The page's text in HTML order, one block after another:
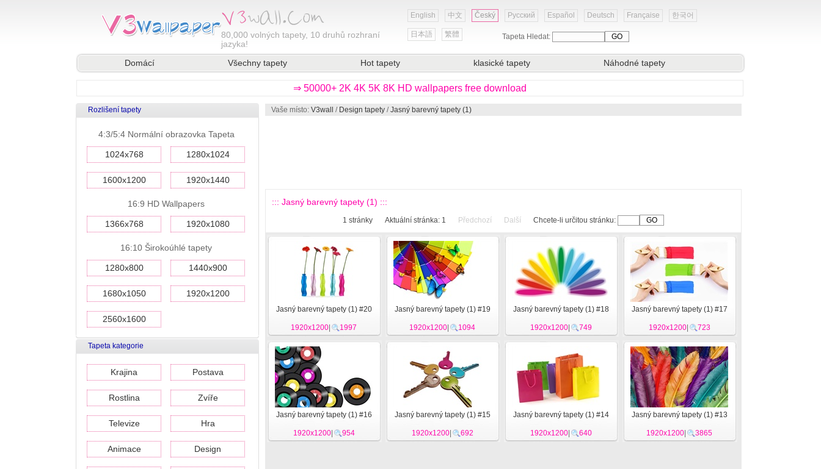
80,000 volných tapety, 10 druhů rozhraní
jazyka!
English 中文 Český Русский Español Deutsch Française 한국어
日本語 繁體 Tapeta Hledat:
Domácí Všechny tapety Hot tapety klasické tapety Náhodné tapety
⇒ 50000+ 2K 4K 5K 8K HD wallpapers free download
Rozlišení tapety
4:3/5:4 Normální obrazovka Tapeta
1024x768 1280x1024
1600x1200 1920x1440
16:9 HD Wallpapers
1366x768 1920x1080
16:10 Širokoúhlé tapety
1280x800 1440x900
1680x1050 1920x1200
2560x1600
Tapeta kategorie
Krajina Postava
Rostlina Zvíře
Televize Hra
Animace Design
Vaše místo: V3wall / Design tapety /Jasný barevný tapety (1)
::: Jasný barevný tapety (1) :::
1 stránky Aktuální stránka: 1 Předchozí Další Chcete-li určitou stránku:
Jasný barevný tapety (1) #20
1920x1200 1997
Jasný barevný tapety (1) #19
1920x1200 1094
Jasný barevný tapety (1) #18
1920x1200| 749
Jasný barevný tapety (1) #17
1920x1200| 723
Jasný barevný tapety (1) #16
1920x1200| 954
Jasný barevný tapety (1) #15
1920x1200| 692
Jasný barevný tapety (1) #14
1920x1200| 640
Jasný barevný tapety (1) #13
1920x1200 3865